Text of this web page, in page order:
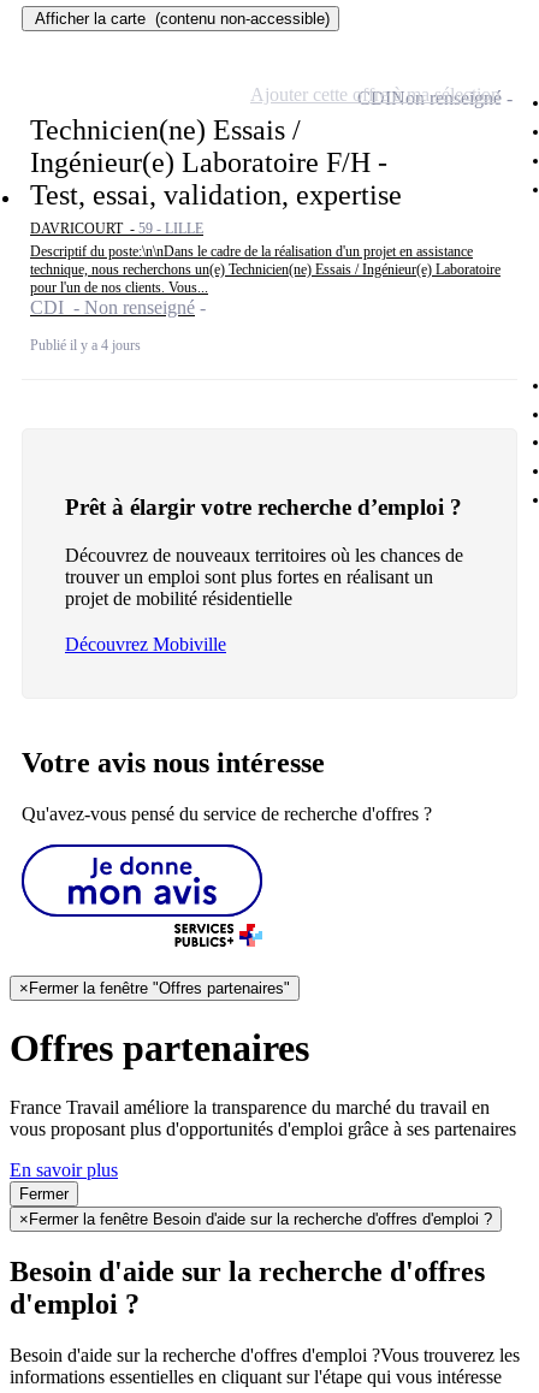
Afficher la carte (contenu non-accessible)
Technicien(ne) Essais /
Ingénieur(e) Laboratoire F/H -
Test, essai, validation, expertise
DAVRICOURT - 59 - LILLE
Descriptif du poste:\n\nDans le cadre de la réalisation d'un projet en assistance
technique, nous recherchons un(e) Technicien(ne) Essais / Ingénieur(e) Laboratoire
pour l'un de nos clients. Vous...
CDI - Non renseigné
Publié il y a 4 jours
CDINon renseigné
Ajouter cette offre à ma sélection
Prêt à élargir votre recherche d’emploi ?
Découvrez de nouveaux territoires où les chances de
trouver un emploi sont plus fortes en réalisant un
projet de mobilité résidentielle
Découvrez Mobiville
Votre avis nous intéresse
Qu'avez-vous pensé du service de recherche d'offres ?
× Fermer la fenêtre "Offres partenaires"
Offres partenaires
France Travail améliore la transparence du marché du travail en
vous proposant plus d'opportunités d'emploi grâce à ses partenaires
En savoir plus
Fermer
× Fermer la fenêtre Besoin d'aide sur la recherche d'offres d'emploi ?
Besoin d'aide sur la recherche d'offres
d'emploi ?
Besoin d'aide sur la recherche d'offres d'emploi ?Vous trouverez les
informations essentielles en cliquant sur l'étape qui vous intéresse